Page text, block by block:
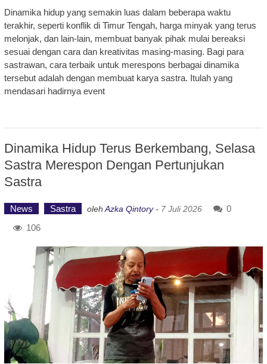
Dinamika hidup yang semakin luas dalam beberapa waktu
terakhir, seperti konflik di Timur Tengah, harga minyak yang terus
melonjak, dan lain-lain, membuat banyak pihak mulai bereaksi
sesuai dengan cara dan kreativitas masing-masing. Bagi para
sastrawan, cara terbaik untuk merespons berbagai dinamika
tersebut adalah dengan membuat karya sastra. Itulah yang
mendasari hadirnya event
Dinamika Hidup Terus Berkembang, Selasa
Sastra Merespon Dengan Pertunjukan
Sastra
News Sastra olehAzka Qintory- 7 Juli 2026
0
106